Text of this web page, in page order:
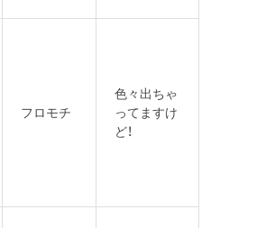
フロモチ
色々出ちゃ
ってますけ
ど！